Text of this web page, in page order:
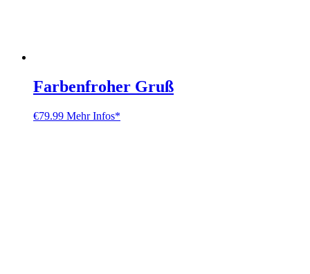
Farbenfroher Gruß
€79.99 Mehr Infos*